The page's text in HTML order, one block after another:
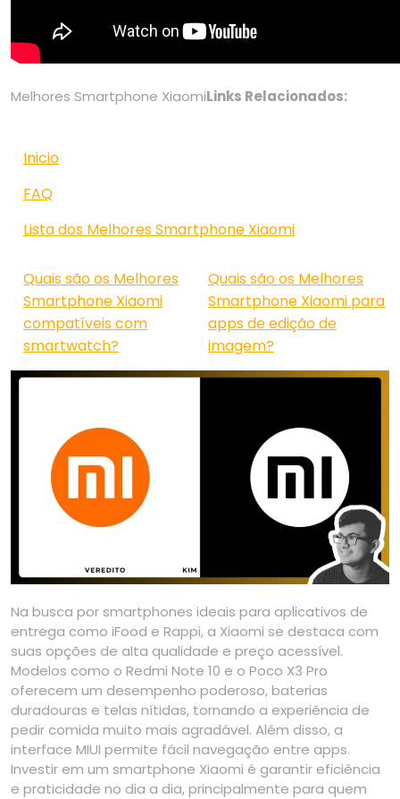
Melhores Smartphone XiaomiLinks Relacionados:
Inicio
FAQ
Lista dos Melhores Smartphone Xiaomi
Quais são os Melhores
Smartphone Xiaomi
compatíveis com
smartwatch?
Quais são os Melhores
Smartphone Xiaomi para
apps de edição de
imagem?
Na busca por smartphones ideais para aplicativos de
entrega como iFood e Rappi, a Xiaomi se destaca com
suas opções de alta qualidade e preço acessível.
Modelos como o Redmi Note 10 e o Poco X3 Pro
oferecem um desempenho poderoso, baterias
duradouras e telas nítidas, tornando a experiência de
pedir comida muito mais agradável. Além disso, a
interface MIUI permite fácil navegação entre apps.
Investir em um smartphone Xiaomi é garantir eficiência
e praticidade no dia a dia, principalmente para quem